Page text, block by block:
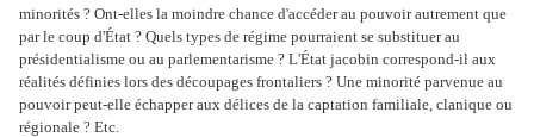
minorités ? Ont-elles la moindre chance d'accéder au pouvoir autrement que
par le coup d'État ? Quels types de régime pourraient se substituer au
présidentialisme ou au parlementarisme ? L'État jacobin correspond-il aux
réalités définies lors des découpages frontaliers ? Une minorité parvenue au
pouvoir peut-elle échapper aux délices de la captation familiale, clanique ou
régionale ? Etc.